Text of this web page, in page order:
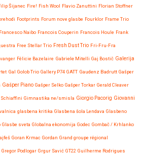
Šijanec Fire! Fish Wool Flavio Zanuttini Florian Stoffner
Footprints Forum nove glasbe Fourklor Frame Trio
Francesco Naibo Francois Couperin Francois Houle Frank
Free Stellar Trio Fresh Dust Trio Fri-Fru-Fra
Félicie Bazelaire Gabriele Mitelli Gaj Bostič Galerija
Gal Golob Trio Gallery P74 GATT Gaudenz Badrutt Gašper
Gašper Piano Gašper Selko Gašper Torkar Gerald Cleaver
Schiaffini Gimnastika ne/smisla Giorgio Pacorig Giovanni
glasbena kritika Glasbena šola Lendava Glasbeno
Glasbe sveta Globalna ekonomija Godec Gombač / Krhlanko
Goran Krmac Gordan Grand groupe régional
Gregor Podlogar Grgur Savić GT22 Guilherme Rodrigues